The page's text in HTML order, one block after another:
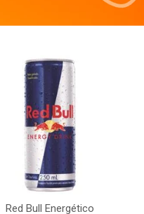
Red Bull Energético